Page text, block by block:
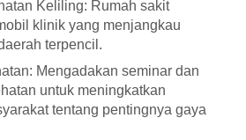
Keliling: Rumah sakit
klinik yang menjangkau
terpencil.
Mengadakan seminar dan
untuk meningkatkan
tentang pentingnya gaya